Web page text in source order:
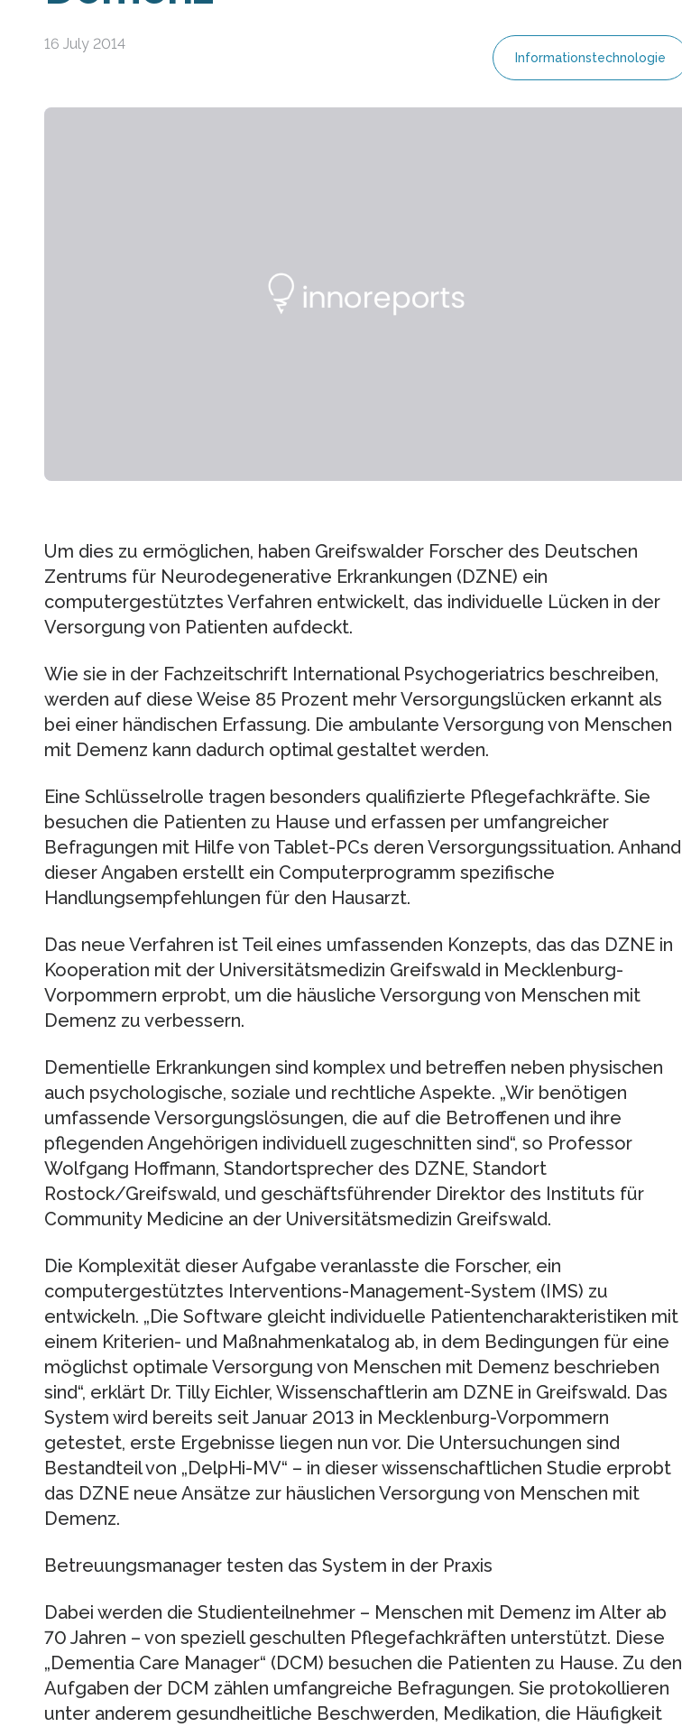
16 July 2014
Informationstechnologie
Um dies zu ermöglichen, haben Greifswalder Forscher des Deutschen
Zentrums für Neurodegenerative Erkrankungen (DZNE) ein
computergestütztes Verfahren entwickelt, das individuelle Lücken in der
Versorgung von Patienten aufdeckt.
Wie sie in der Fachzeitschrift International Psychogeriatrics beschreiben,
werden auf diese Weise 85 Prozent mehr Versorgungslücken erkannt als
bei einer händischen Erfassung. Die ambulante Versorgung von Menschen
mit Demenz kann dadurch optimal gestaltet werden.
Eine Schlüsselrolle tragen besonders qualifizierte Pflegefachkräfte. Sie
besuchen die Patienten zu Hause und erfassen per umfangreicher
Befragungen mit Hilfe von Tablet-PCs deren Versorgungssituation. Anhand
dieser Angaben erstellt ein Computerprogramm spezifische
Handlungsempfehlungen für den Hausarzt.
Das neue Verfahren ist Teil eines umfassenden Konzepts, das das DZNE in
Kooperation mit der Universitätsmedizin Greifswald in Mecklenburg-
Vorpommern erprobt, um die häusliche Versorgung von Menschen mit
Demenz zu verbessern.
Dementielle Erkrankungen sind komplex und betreffen neben physischen
auch psychologische, soziale und rechtliche Aspekte. „Wir benötigen
umfassende Versorgungslösungen, die auf die Betroffenen und ihre
pflegenden Angehörigen individuell zugeschnitten sind“, so Professor
Wolfgang Hoffmann, Standortsprecher des DZNE, Standort
Rostock/Greifswald, und geschäftsführender Direktor des Instituts für
Community Medicine an der Universitätsmedizin Greifswald.
Die Komplexität dieser Aufgabe veranlasste die Forscher, ein
computergestütztes Interventions-Management-System (IMS) zu
entwickeln. „Die Software gleicht individuelle Patientencharakteristiken mit
einem Kriterien- und Maßnahmenkatalog ab, in dem Bedingungen für eine
möglichst optimale Versorgung von Menschen mit Demenz beschrieben
sind“, erklärt Dr. Tilly Eichler, Wissenschaftlerin am DZNE in Greifswald. Das
System wird bereits seit Januar 2013 in Mecklenburg-Vorpommern
getestet, erste Ergebnisse liegen nun vor. Die Untersuchungen sind
Bestandteil von „DelpHi-MV“ – in dieser wissenschaftlichen Studie erprobt
das DZNE neue Ansätze zur häuslichen Versorgung von Menschen mit
Demenz.
Betreuungsmanager testen das System in der Praxis
Dabei werden die Studienteilnehmer – Menschen mit Demenz im Alter ab
70 Jahren – von speziell geschulten Pflegefachkräften unterstützt. Diese
„Dementia Care Manager“ (DCM) besuchen die Patienten zu Hause. Zu den
Aufgaben der DCM zählen umfangreiche Befragungen. Sie protokollieren
unter anderem gesundheitliche Beschwerden, Medikation, die Häufigkeit